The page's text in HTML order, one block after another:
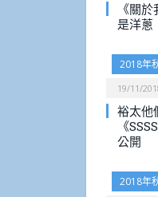
《關
是洋蔥
2018年
19/11/
裕太他
《
公開
2018年